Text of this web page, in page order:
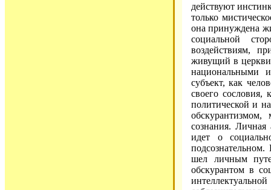
действуют
только
она принуждена
социальной
воздействиям,
живущий в
национальными
субъект, как
своего
политической и
обскурантизмом,
сознания. Личная
идет о
шел личным
обскурантом в